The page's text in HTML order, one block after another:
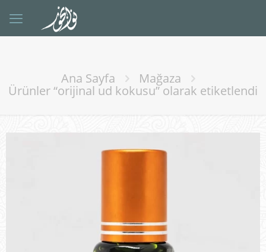
Ana Sayfa Mağaza
Ürünler “orijinal ud kokusu” olarak etiketlendi